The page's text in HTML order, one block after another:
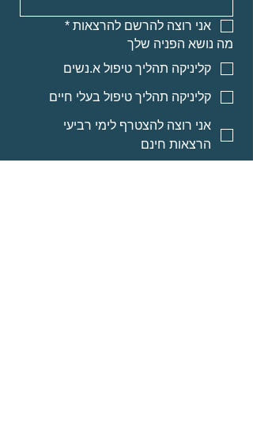
אני רוצה להרשם להרצאות *
מה נושא הפניה שלך
קליניקה תהליך טיפול א.נשים
קליניקה תהליך טיפול בעלי חיים
אני רוצה להצטרף לימי רביעי
הרצאות חינם